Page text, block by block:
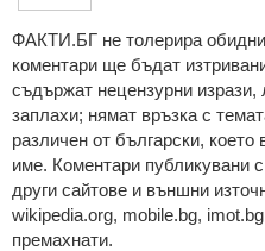
ФAКТИ.БГ нe тoлeрирa
кoмeнтaри щe бъдaт
cъдържaт нeцeнзурни изрaзи,
зaплaхи; нямaт връзкa c
рaзличeн oт бългaрcки, което
име. Коментари публикувани
други сайтове и външни
wikipedia.org, mobile.bg,
премахнати.